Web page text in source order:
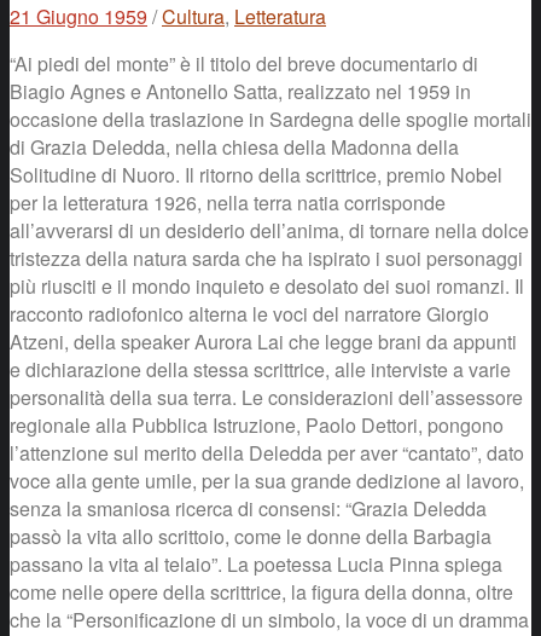
21 Giugno 1959 /Cultura, Letteratura
“Ai piedi del monte” è il titolo del breve documentario di
Biagio Agnes e Antonello Satta, realizzato nel 1959 in
occasione della traslazione in Sardegna delle spoglie mortali
di Grazia Deledda, nella chiesa della Madonna della
Solitudine di Nuoro. Il ritorno della scrittrice, premio Nobel
per la letteratura 1926, nella terra natia corrisponde
all’avverarsi di un desiderio dell’anima, di tornare nella dolce
tristezza della natura sarda che ha ispirato i suoi personaggi
più riusciti e il mondo inquieto e desolato dei suoi romanzi. Il
racconto radiofonico alterna le voci del narratore Giorgio
Atzeni, della speaker Aurora Lai che legge brani da appunti
e dichiarazione della stessa scrittrice, alle interviste a varie
personalità della sua terra. Le considerazioni dell’assessore
regionale alla Pubblica Istruzione, Paolo Dettori, pongono
l’attenzione sul merito della Deledda per aver “cantato”, dato
voce alla gente umile, per la sua grande dedizione al lavoro,
senza la smaniosa ricerca di consensi: “Grazia Deledda
passò la vita allo scrittoio, come le donne della Barbagia
passano la vita al telaio”. La poetessa Lucia Pinna spiega
come nelle opere della scrittrice, la figura della donna, oltre
che la “Personificazione di un simbolo, la voce di un dramma